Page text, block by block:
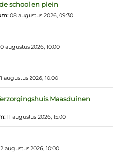
school en plein
08 augustus 2026, 09:30
augustus 2026, 10:00
augustus 2026, 10:00
Maasduinen
11 augustus 2026, 15:00
augustus 2026, 10:00